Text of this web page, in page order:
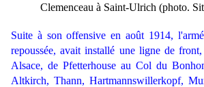
Clemenceau à Saint-Ulrich (photo.
Suite à son offensive en août 1914,
repoussée, avait installé une ligne de
Alsace, de Pfetterhouse au Col du
Altkirch, Thann, Hartmannswillerkopf,